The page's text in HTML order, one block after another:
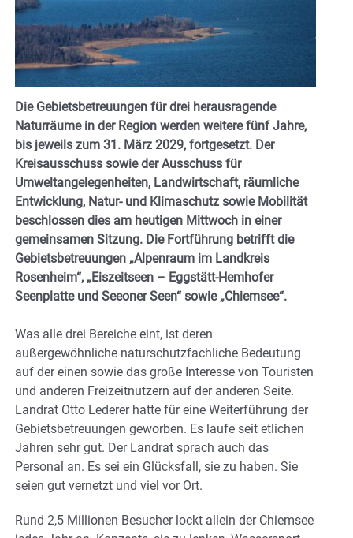
Die Gebietsbetreuungen für drei herausragende
Naturräume in der Region werden weitere fünf Jahre,
bis jeweils zum 31. März 2029, fortgesetzt. Der
Kreisausschuss sowie der Ausschuss für
Umweltangelegenheiten, Landwirtschaft, räumliche
Entwicklung, Natur- und Klimaschutz sowie Mobilität
beschlossen dies am heutigen Mittwoch in einer
gemeinsamen Sitzung. Die Fortführung betrifft die
Gebietsbetreuungen „Alpenraum im Landkreis
Rosenheim“, „Eiszeitseen – Eggstätt-Hemhofer
Seenplatte und Seeoner Seen“ sowie „Chiemsee“.
Was alle drei Bereiche eint, ist deren
außergewöhnliche naturschutzfachliche Bedeutung
auf der einen sowie das große Interesse von Touristen
und anderen Freizeitnutzern auf der anderen Seite.
Landrat Otto Lederer hatte für eine Weiterführung der
Gebietsbetreuungen geworben. Es laufe seit etlichen
Jahren sehr gut. Der Landrat sprach auch das
Personal an. Es sei ein Glücksfall, sie zu haben. Sie
seien gut vernetzt und viel vor Ort.
Rund 2,5 Millionen Besucher lockt allein der Chiemsee